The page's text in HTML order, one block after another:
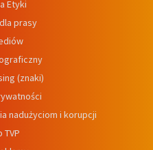
Etyki
prasy
(znaki)
nadużyciom i korupcji
TVP